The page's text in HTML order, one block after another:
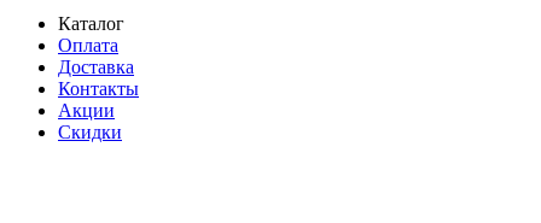
Каталог
Оплата
Доставка
Контакты
Акции
Скидки